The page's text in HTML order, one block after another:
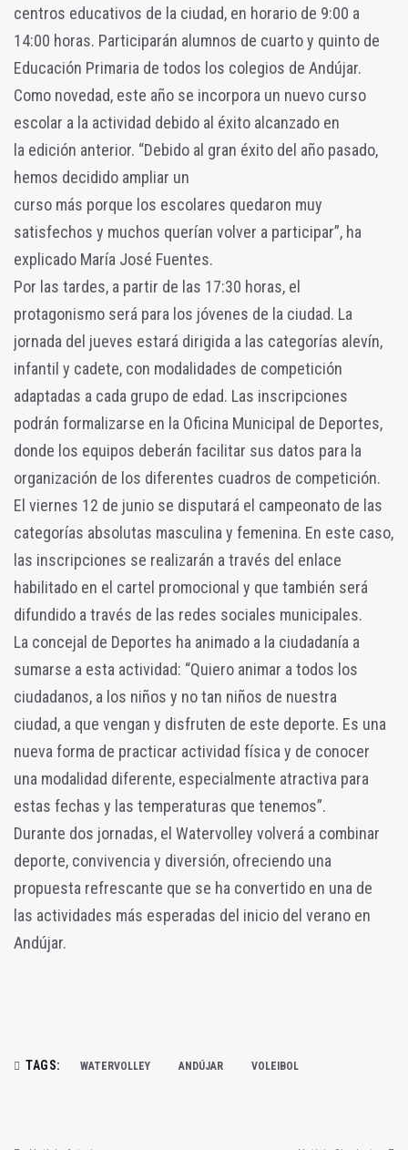
centros educativos de la ciudad, en horario de 9:00 a
14:00 horas. Participarán alumnos de cuarto y quinto de
Educación Primaria de todos los colegios de Andújar.
Como novedad, este año se incorpora un nuevo curso
escolar a la actividad debido al éxito alcanzado en
la edición anterior. “Debido al gran éxito del año pasado,
hemos decidido ampliar un
curso más porque los escolares quedaron muy
satisfechos y muchos querían volver a participar”, ha
explicado María José Fuentes.
Por las tardes, a partir de las 17:30 horas, el
protagonismo será para los jóvenes de la ciudad. La
jornada del jueves estará dirigida a las categorías alevín,
infantil y cadete, con modalidades de competición
adaptadas a cada grupo de edad. Las inscripciones
podrán formalizarse en la Oficina Municipal de Deportes,
donde los equipos deberán facilitar sus datos para la
organización de los diferentes cuadros de competición.
El viernes 12 de junio se disputará el campeonato de las
categorías absolutas masculina y femenina. En este caso,
las inscripciones se realizarán a través del enlace
habilitado en el cartel promocional y que también será
difundido a través de las redes sociales municipales.
La concejal de Deportes ha animado a la ciudadanía a
sumarse a esta actividad: “Quiero animar a todos los
ciudadanos, a los niños y no tan niños de nuestra
ciudad, a que vengan y disfruten de este deporte. Es una
nueva forma de practicar actividad física y de conocer
una modalidad diferente, especialmente atractiva para
estas fechas y las temperaturas que tenemos”.
Durante dos jornadas, el Watervolley volverá a combinar
deporte, convivencia y diversión, ofreciendo una
propuesta refrescante que se ha convertido en una de
las actividades más esperadas del inicio del verano en
Andújar.
TAGS: WATERVOLLEY ANDÚJAR VOLEIBOL